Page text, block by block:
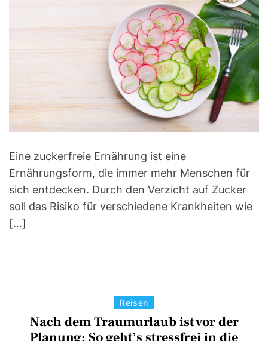
s
r
e
i
m
a
t
e
d
r
e
a
d
i
m
e
Eine zuckerfreie Ernährung ist eine
Ernährungsform, die immer mehr Menschen für
sich entdecken. Durch den Verzicht auf Zucker
soll das Risiko für verschiedene Krankheiten wie
[…]
C
a
t
Reisen
Nach dem Traumurlaub ist vor der
Planung: So geht’s stressfrei in die